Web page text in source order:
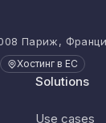
Париж,
Хостинг в ЕС
Solutions
Use cases